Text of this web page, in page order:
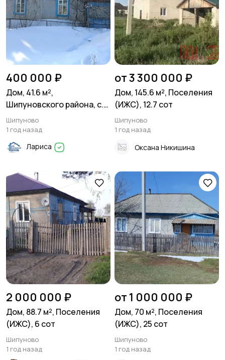
400 000 ₽
Дом, 41.6 м²,
Шипуновского района, с.
Нечунаево Поселения
(ИЖС), 9 сот
Шипуново
1 год назад
Лариса
от 3 300 000 ₽
Дом, 145.6 м², Поселения
(ИЖС), 12.7 сот
Шипуново
1 год назад
Оксана Никишина
2 000 000 ₽
Дом, 88.7 м², Поселения
(ИЖС), 6 сот
Шипуново
1 год назад
от 1 000 000 ₽
Дом, 70 м², Поселения
(ИЖС), 25 сот
Шипуново
1 год назад